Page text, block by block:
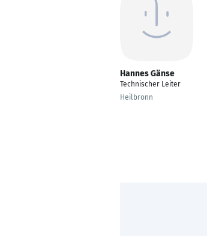
Hannes Gänse
Technischer Leiter
Heilbronn